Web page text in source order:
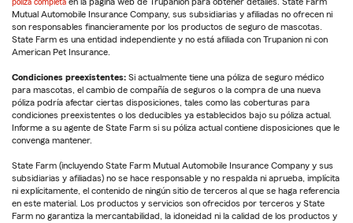
Mutual Automobile Insurance Company, sus subsidiarias y afiliadas no ofrecen ni
son responsables financieramente por los productos de seguro de mascotas.
State Farm es una entidad independiente y no está afiliada con Trupanion ni con
American Pet Insurance.
Condiciones preexistentes: Si actualmente tiene una póliza de seguro médico
para mascotas, el cambio de compañía de seguros o la compra de una nueva
póliza podría afectar ciertas disposiciones, tales como las coberturas para
condiciones preexistentes o los deducibles ya establecidos bajo su póliza actual.
Informe a su agente de State Farm si su póliza actual contiene disposiciones que le
convenga mantener.
State Farm (incluyendo State Farm Mutual Automobile Insurance Company y sus
subsidiarias y afiliadas) no se hace responsable y no respalda ni aprueba, implícita
ni explícitamente, el contenido de ningún sitio de terceros al que se haga referencia
en este material. Los productos y servicios son ofrecidos por terceros y State
Farm no garantiza la mercantabilidad, la idoneidad ni la calidad de los productos y